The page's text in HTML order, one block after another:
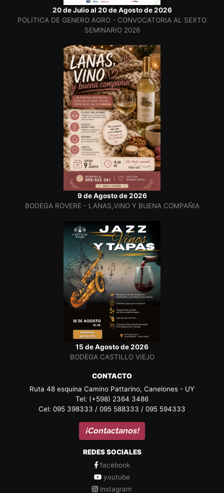
20 de Julio al 20 de Agosto de 2026
POLITICA DE GENERO AGRO - CONVOCATORIA AL SEXTO
SEMINARIO 2026
9 de Agosto de 2026
BODEGA ROVERE - LANAS,VINO Y BUENA COMPAÑIA
15 de Agosto de 2026
BODEGA CASTILLO VIEJO
CONTACTO
Ruta 48 esquina Camino Pattarino, Canelones - UY
Tel: (+598) 2364 3486
Cel: 095 398333 / 095 588333 / 095 594333
¡Contactanos!
REDES SOCIALES
facebook
youtube
instagram